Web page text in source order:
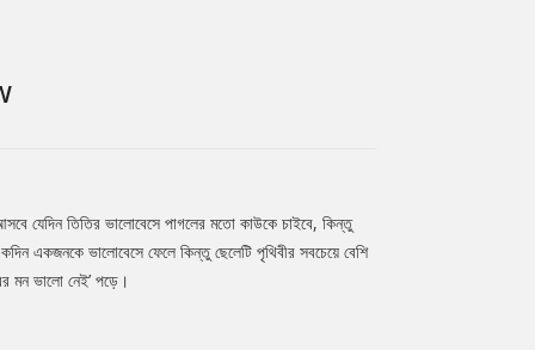
যেদিন তিতির ভালোবেসে পাগলের মতো কাউকে চাইবে, কিন্তু
একজনকে ভালোবেসে ফেলে কিন্তু ছেলেটি পৃথিবীর সবচেয়ে বেশি
মন ভালো নেই’ পড়ে।